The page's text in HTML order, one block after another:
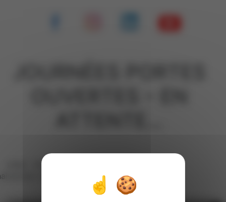
page web sera actualisée très
Merci de votre patience !